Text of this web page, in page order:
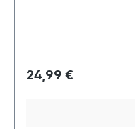
Regulärer Preis:
24,99 €